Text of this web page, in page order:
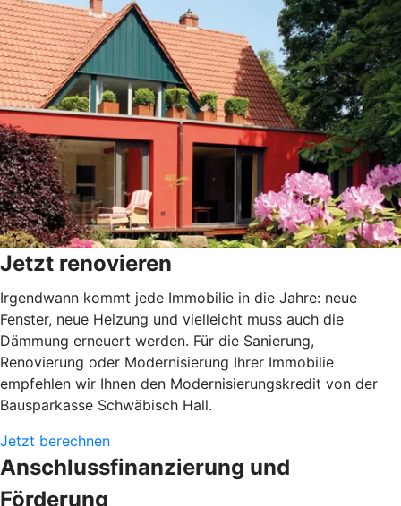
Jetzt renovieren
Irgendwann kommt jede Immobilie in die Jahre: neue
Fenster, neue Heizung und vielleicht muss auch die
Dämmung erneuert werden. Für die Sanierung,
Renovierung oder Modernisierung Ihrer Immobilie
empfehlen wir Ihnen den Modernisierungskredit von der
Bausparkasse Schwäbisch Hall.
Jetzt berechnen
Anschlussfinanzierung und
Förderung